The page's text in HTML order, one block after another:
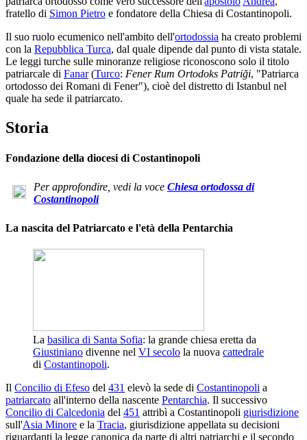
fratello di Simon Pietro e fondatore della Chiesa di Costantinopoli.
Il suo ruolo ecumenico nell'ambito dell'ortodossia ha creato problemi
con la Repubblica Turca, dal quale dipende dal punto di vista statale.
Le leggi turche sulle minoranze religiose riconoscono solo il titolo
patriarcale di Fanar(Turco: Fener Rum Ortodoks Patriği, "Patriarca
ortodosso dei Romani di Fener"), cioè del distretto di Istanbul nel
quale ha sede il patriarcato.
Storia
Fondazione della diocesi di Costantinopoli
Per approfondire, vedi la voce Chiesa ortodossa di
Costantinopoli
La nascita del Patriarcato e l'età della Pentarchia
La basilica di Santa Sofia: la grande chiesa eretta da
Giustiniano divenne nel VI secolo la nuova cattedrale
di Costantinopoli.
Il Concilio di Efeso del 431 elevò la sede di Costantinopoli a
patriarcato all'interno della nascente Pentarchia. Il successivo
Concilio di Calcedonia del 451 attribì a Costantinopoli giurisdizione
sull'Asia Minore e la Tracia, giurisdizione appellata su decisioni
riguardanti la legge canonica da parte di altri patriarchi e il secondo